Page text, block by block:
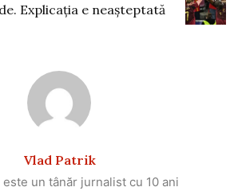
Explicația e neașteptată
Vlad Patrik
un tânăr jurnalist cu 10 ani